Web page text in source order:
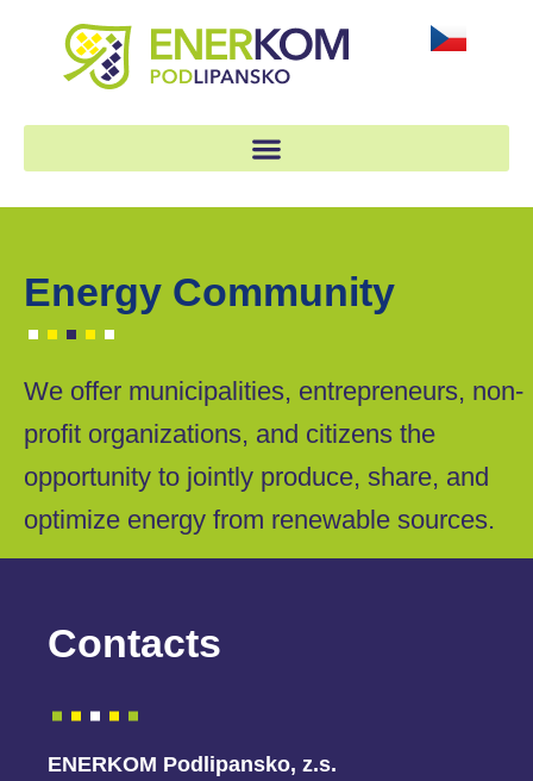
Energy Community
We offer municipalities, entrepreneurs, non-
profit organizations, and citizens the
opportunity to jointly produce, share, and
optimize energy from renewable sources.
Contacts
ENERKOM Podlipansko, z.s.